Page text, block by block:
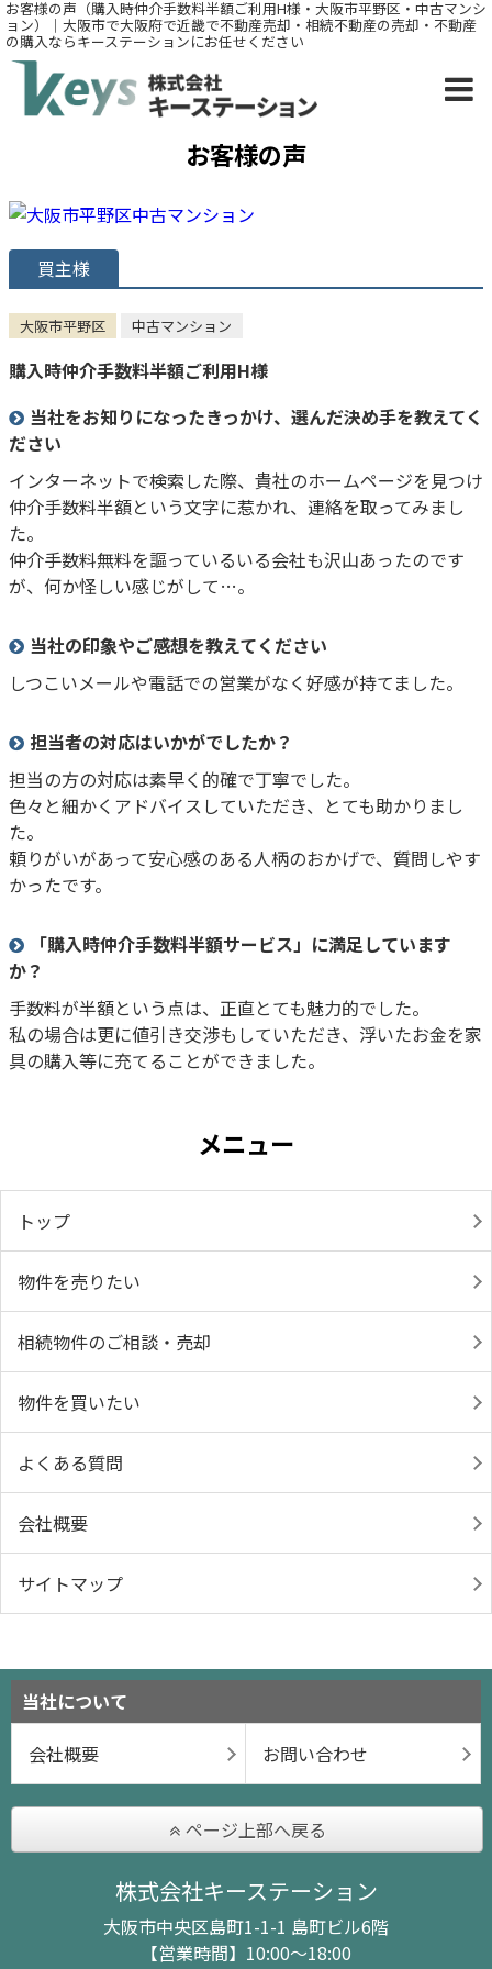
お客様の声（購入時仲介手数料半額ご利用H様・大阪市平野区・中古マンシ
ョン）｜大阪市で大阪府で近畿で不動産売却・相続不動産の売却・不動産
の購入ならキーステーションにお任せください
お客様の声
買主様
大阪市平野区 中古マンション
購入時仲介手数料半額ご利用H様
当社をお知りになったきっかけ、選んだ決め手を教えてく
ださい
インターネットで検索した際、貴社のホームページを見つけ
仲介手数料半額という文字に惹かれ、連絡を取ってみまし
た。
仲介手数料無料を謳っているいる会社も沢山あったのです
が、何か怪しい感じがして…。
当社の印象やご感想を教えてください
しつこいメールや電話での営業がなく好感が持てました。
担当者の対応はいかがでしたか？
担当の方の対応は素早く的確で丁寧でした。
色々と細かくアドバイスしていただき、とても助かりまし
た。
頼りがいがあって安心感のある人柄のおかげで、質問しやす
かったです。
「購入時仲介手数料半額サービス」に満足しています
か？
手数料が半額という点は、正直とても魅力的でした。
私の場合は更に値引き交渉もしていただき、浮いたお金を家
具の購入等に充てることができました。
メニュー
トップ
物件を売りたい
相続物件のご相談・売却
物件を買いたい
よくある質問
会社概要
サイトマップ
当社について
会社概要
お問い合わせ
ページ上部へ戻る
株式会社キーステーション
大阪市中央区島町1-1-1 島町ビル6階
【営業時間】10:00～18:00